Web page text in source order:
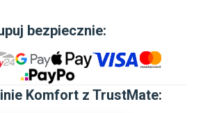
bezpiecznie:
Komfort z TrustMate: